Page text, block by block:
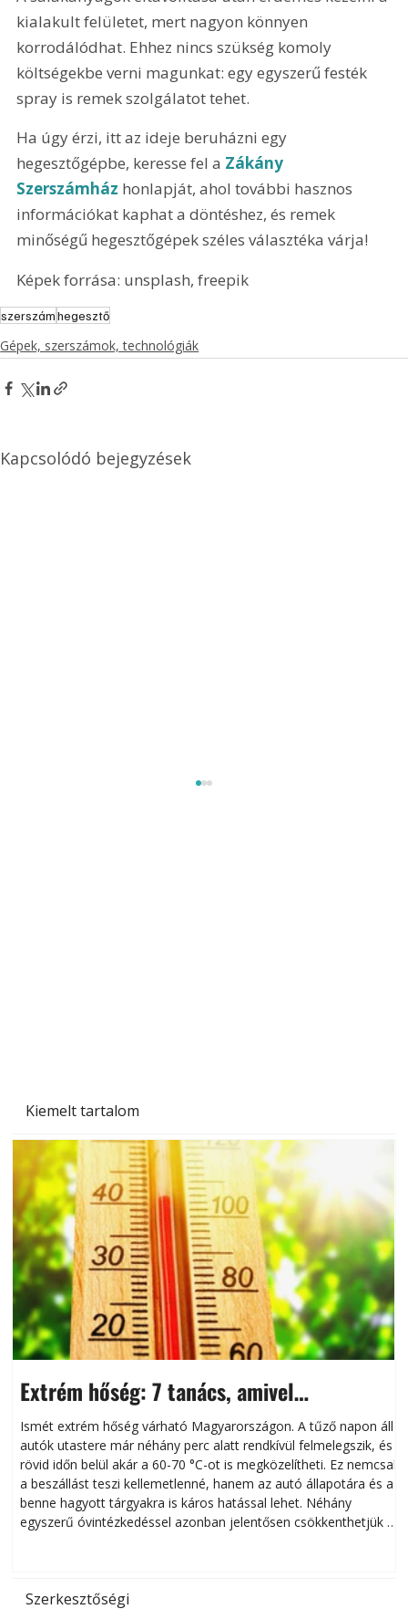
Kiemelt tartalom
Extrém hőség: 7 tanács, amivel
megóvhatjuk autónkat a nyári károktól
Ismét extrém hőség várható Magyarországon. A tűző napon álló
autók utastere már néhány perc alatt rendkívül felmelegszik, és
rövid időn belül akár a 60-70 °C-ot is megközelítheti. Ez nemcsak
a beszállást teszi kellemetlenné, hanem az autó állapotára és a
benne hagyott tárgyakra is káros hatással lehet. Néhány
egyszerű óvintézkedéssel azonban jelentősen csökkenthetjük a
Szerkesztőségi
kialakult felületet, mert nagyon könnyen
korrodálódhat. Ehhez nincs szükség komoly
költségekbe verni magunkat: egy egyszerű festék
spray is remek szolgálatot tehet.
Ha úgy érzi, itt az ideje beruházni egy
hegesztőgépbe, keresse fel a Zákány
Szerszámház honlapját, ahol további hasznos
információkat kaphat a döntéshez, és remek
minőségű hegesztőgépek széles választéka várja!
Képek forrása: unsplash, freepik
szerszámhegesztő
Gépek, szerszámok, technológiák
Kapcsolódó bejegyzések